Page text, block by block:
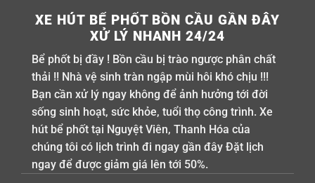
XE HÚT BỂ PHỐT BỒN CẦU GẦN ĐÂY
XỬ LÝ NHANH 24/24
Bể phốt bị đầy ! Bồn cầu bị trào ngược phân chất
thải !! Nhà vệ sinh tràn ngập mùi hôi khó chịu !!!
Bạn cần xử lý ngay không để ảnh hưởng tới đời
sống sinh hoạt, sức khỏe, tuổi thọ công trình. Xe
hút bể phốt tại Nguyệt Viên, Thanh Hóa của
chúng tôi có lịch trình đi ngay gần đây Đặt lịch
ngay để được giảm giá lên tới 50%.